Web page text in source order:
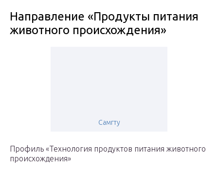
Направление «Продукты питания
животного происхождения»
Самгту
Профиль «Технология продуктов питания животного
происхождения»